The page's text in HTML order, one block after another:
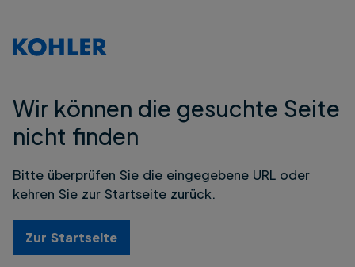
Wir können die gesuchte Seite
nicht finden
Bitte überprüfen Sie die eingegebene URL oder
kehren Sie zur Startseite zurück.
Zur Startseite